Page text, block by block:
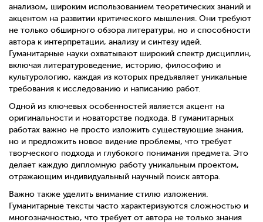
анализом, широким использованием теоретических знаний и
акцентом на развитии критического мышления. Они требуют
не только обширного обзора литературы, но и способности
автора к интерпретации, анализу и синтезу идей.
Гуманитарные науки охватывают широкий спектр дисциплин,
включая литературоведение, историю, философию и
культурологию, каждая из которых предъявляет уникальные
требования к исследованию и написанию работ.
Одной из ключевых особенностей является акцент на
оригинальности и новаторстве подхода. В гуманитарных
работах важно не просто изложить существующие знания,
но и предложить новое видение проблемы, что требует
творческого подхода и глубокого понимания предмета. Это
делает каждую дипломную работу уникальным проектом,
отражающим индивидуальный научный поиск автора.
Важно также уделить внимание стилю изложения.
Гуманитарные тексты часто характеризуются сложностью и
многозначностью, что требует от автора не только знания